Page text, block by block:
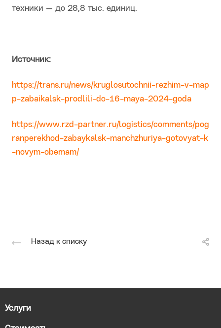
техники — до 28,8 тыс. единиц.
Источник:
https://trans.ru/news/kruglosutochnii-rezhim-v-map
p-zabaikalsk-prodlili-do-16-maya-2024-goda
https://www.rzd-partner.ru/logistics/comments/pog
ranperekhod-zabaykalsk-manchzhuriya-gotovyat-k
-novym-obemam/
Назад к списку
Услуги